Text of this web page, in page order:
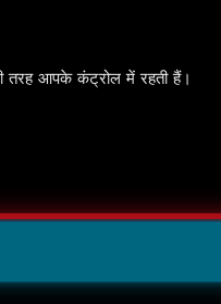
तरह आपके कंट्रोल में रहती हैं।